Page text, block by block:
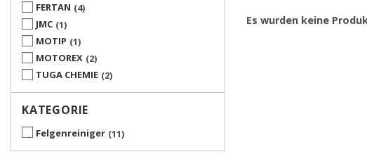
FERTAN
4
JMC 1
MOTIP 1
MOTOREX 2
TUGA CHEMIE 2
KATEGORIE
Felgenreiniger 11
Es wurden keine